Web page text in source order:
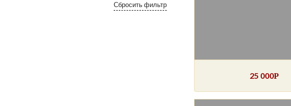
25 000Р